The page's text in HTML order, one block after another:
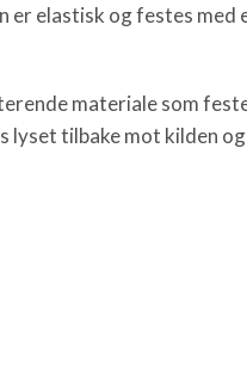
elastisk og festes med
materiale som
tilbake mot kilden